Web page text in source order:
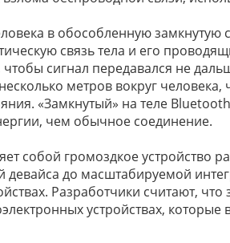
в обособленную замкнутую
связь тела и его
чтобы сигнал передавался не
метров вокруг человека,
«Замкнутый» на теле
чем обычное соединение.
собой громоздкое устройство
до масштабируемой
Разработчики считают,
устройствах, которые